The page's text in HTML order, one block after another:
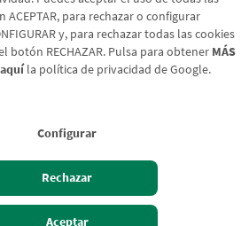
para rechazar o configurar
y, para rechazar todas las cookies
botón RECHAZAR. Pulsa para obtener MÁS
aquíla política de privacidad de Google.
Configurar
Rechazar
Aceptar
Aviso legal
Política de cookies
Protección de Datos